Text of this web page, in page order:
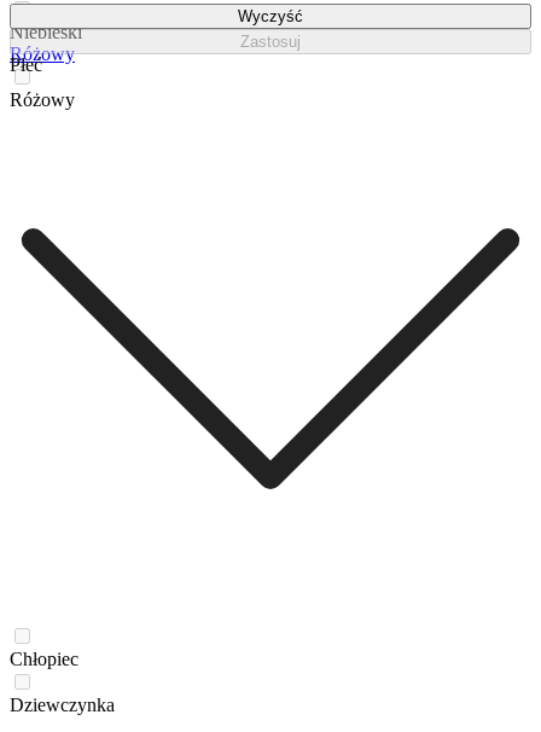
Niebieski
Różowy
Różowy
Wyczyść
Zastosuj
Płeć
Chłopiec
Dziewczynka